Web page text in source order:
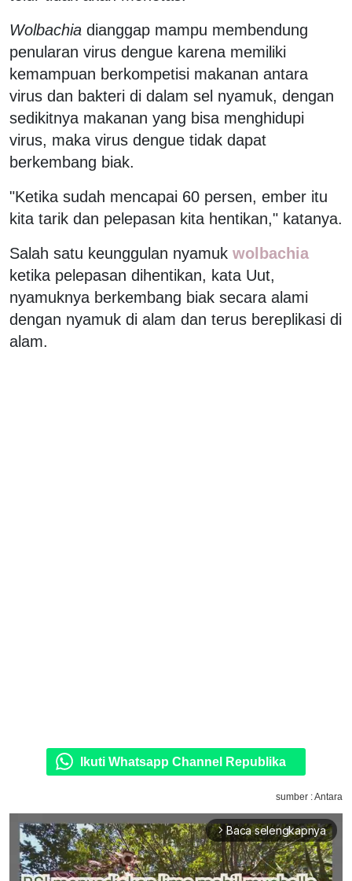
Wolbachia dianggap mampu membendung
penularan virus dengue karena memiliki
kemampuan berkompetisi makanan antara
virus dan bakteri di dalam sel nyamuk, dengan
sedikitnya makanan yang bisa menghidupi
virus, maka virus dengue tidak dapat
berkembang biak.
"Ketika sudah mencapai 60 persen, ember itu
kita tarik dan pelepasan kita hentikan," katanya.
Salah satu keunggulan nyamuk wolbachia
ketika pelepasan dihentikan, kata Uut,
nyamuknya berkembang biak secara alami
dengan nyamuk di alam dan terus bereplikasi di
alam.
Ikuti Whatsapp Channel Republika
sumber : Antara
arrow_forward_ios Baca selengkapnya